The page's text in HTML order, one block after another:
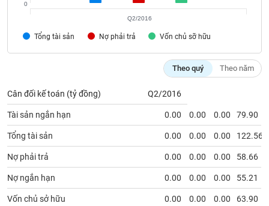
Tổng tài sản Nợ phải trả Vốn chủ sỡ hữu
0
Q2/2016
Theo quý Theo năm
Cân đối kế toán (tỷ đồng) Q2/2016
Tài sản ngắn hạn 0.00 0.00 0.00 79.90
Tổng tài sản 0.00 0.00 0.00 122.56
Nợ phải trả 0.00 0.00 0.00 58.66
Nợ ngắn hạn 0.00 0.00 0.00 55.21
Vốn chủ sở hữu 0.00 0.00 0.00 63.90
Dịch
Sách
tài
chính